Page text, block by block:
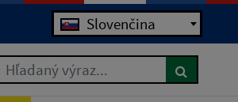
Slovenčina
Hľadaný výraz...